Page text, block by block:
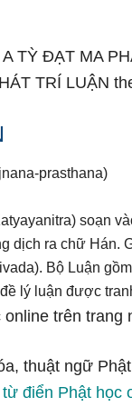
TỲ ĐẠT MA
TRÍ LUẬN
prasthana)
soạn
dịch ra chữ Hán.
Bộ Luận
lý luận được
trên trang
thuật ngữ
từ điển Phật học